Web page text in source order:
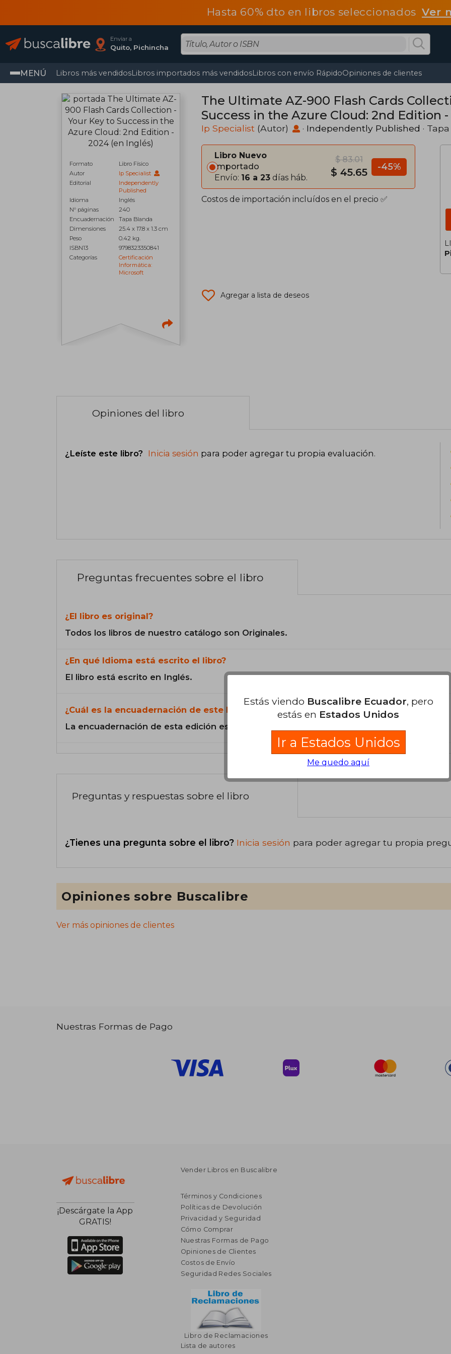
Hasta 60% dto en libros seleccionadosVer
Enviar a
Quito, Pichincha
MENÚ Libros más vendidosLibros importados más vendidosLibros con envío RápidoOpiniones de clientes
Formato
Libro Físico
Autor
Ip Specialist
Editorial
Independently
Published
Idioma
Inglés
N° páginas
240
Encuadernación
Tapa Blanda
Dimensiones
25.4 x 17.8 x 1.3 cm
Peso
0.42 kg.
ISBN13
9798323350841
Categorías
Certificación
Informática:
Microsoft
The Ultimate AZ-900 Flash Cards
Success in the Azure Cloud: 2nd Edition
Ip Specialist (Autor) · Independently Published ·
Libro Nuevo
Importado
Envío: 16 a 23 días háb.
$ 83.01
$ 45.65 -45%
Costos de importación incluídos en el precio ✅
Agregar a lista de deseos
Opiniones del libro
¿Leíste este libro? Inicia sesión para poder agregar tu propia evaluación.
Preguntas frecuentes sobre el libro
¿El libro es original?
Todos los libros de nuestro catálogo son Originales.
¿En qué Idioma está escrito el libro?
El libro está escrito en Inglés.
¿Cuál es la encuadernación de este libro?
La encuadernación de esta edición es Tapa Blanda.
Preguntas y respuestas sobre el libro
¿Tienes una pregunta sobre el libro? Inicia sesión para poder agregar tu propia
Opiniones sobre Buscalibre
Ver más opiniones de clientes
Nuestras Formas de Pago
¡Descárgate la App
GRATIS!
Vender Libros en Buscalibre
Términos y Condiciones
Políticas de Devolución
Privacidad y Seguridad
Cómo Comprar
Nuestras Formas de Pago
Opiniones de Clientes
Costos de Envío
Seguridad Redes Sociales
Libro de Reclamaciones
Lista de autores
Estás viendo Buscalibre Ecuador, pero
estás en Estados Unidos
Ir a Estados Unidos
Me quedo aquí